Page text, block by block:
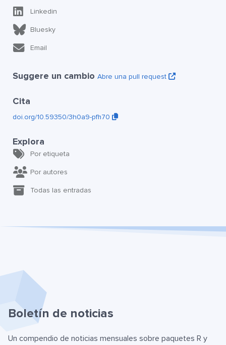
Linkedin
Bluesky
Email
Suggere un cambio Abre una pull request
Cita
doi.org/10.59350/3h0a9-pfh70
Explora
Por etiqueta
Por autores
Todas las entradas
Boletín de noticias
Un compendio de noticias mensuales sobre paquetes R y